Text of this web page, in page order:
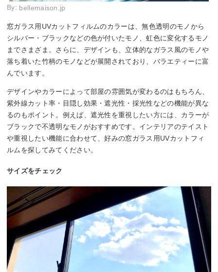
By: bellemaison.jp
窓ガラス用UVカットフィルムのカラーは、無色透明のモノから
シルバー・ブラックなどの色が付いたモノ、虹色に変化するモノ
までさまざま。さらに、デザインも、立体的なガラス風のモノや
落ち着いた竹柄のモノなどが展開されており、バラエティーに富
んでいます。
デザインやカラーによって部屋の雰囲気が変わるのはもちろん、
紫外線カット率・目隠し効果・遮光性・採光性などの機能が異な
るのもポイント。例えば、遮光性を重視したい方には、カラーが
ブラックで不透明なモノがおすすめです。インテリアのテイスト
や重視したい機能に合わせて、好みの窓ガラス用UVカットフィ
ルムを探してみてください。
サイズをチェック